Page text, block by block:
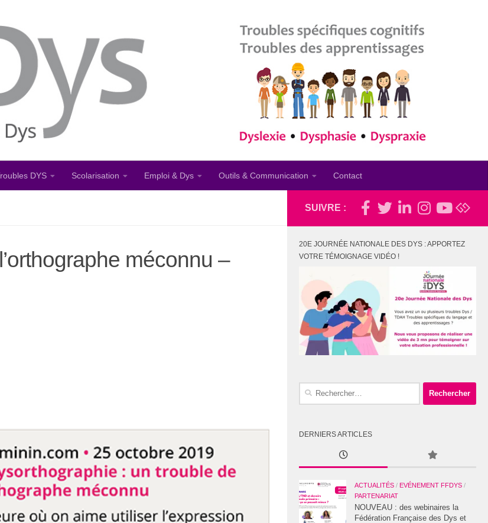
DYS Scolarisation Emploi & Dys Outils & Communication Contact
méconnu –
SUIVRE :
20E JOURNÉE NATIONALE DES DYS : APPORTEZ
VOTRE TÉMOIGNAGE VIDÉO !
Rechercher :
DERNIERS ARTICLES
ACTUALITÉS / EVÉNEMENT FFDYS /
PARTENARIAT
NOUVEAU : des webinaires la
Fédération Française des Dys et